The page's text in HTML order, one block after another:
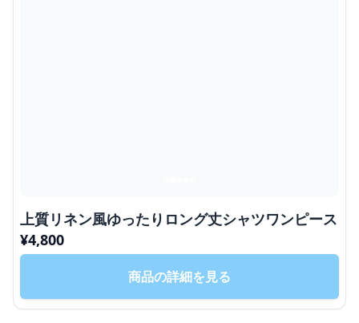
上質リネン風ゆったりロング丈シャツワンピース
¥4,800
商品の詳細を見る